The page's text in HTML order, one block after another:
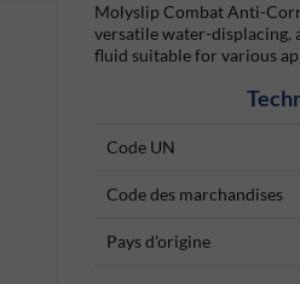
Molyslip Combat Anti-
versatile water-displacing,
fluid suitable for various
Code UN
Code des marchandises
Pays d'origine